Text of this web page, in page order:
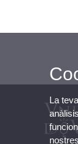
La